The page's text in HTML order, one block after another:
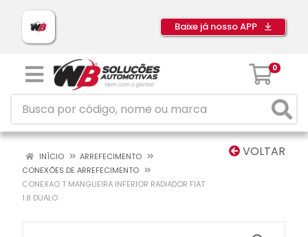
Baixe já nosso APP
0
VOLTAR
INÍCIO
ARREFECIMENTO
CONEXÕES DE ARREFECIMENTO
CONEXAO T MANGUEIRA INFERIOR RADIADOR FIAT
1.8 DUALO